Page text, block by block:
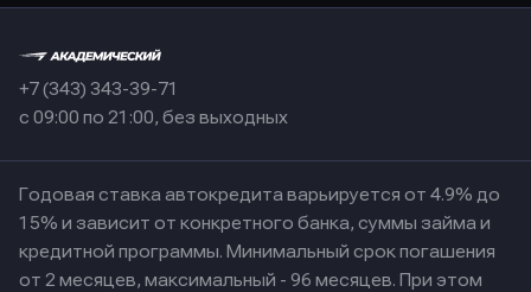
+7 (343) 343-39-71
с 09:00 по 21:00, без выходных
Годовая ставка автокредита варьируется от 4.9% до
15% и зависит от конкретного банка, суммы займа и
кредитной программы. Минимальный срок погашения
от 2 месяцев, максимальный - 96 месяцев. При этом